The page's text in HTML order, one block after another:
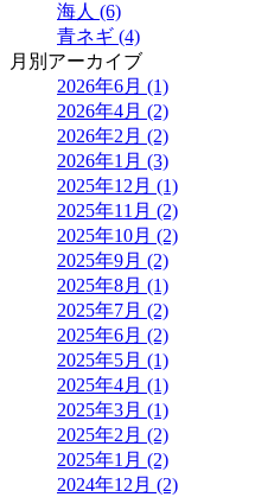
海人 (6)
青ネギ (4)
月別アーカイブ
2026年6月 (1)
2026年4月 (2)
2026年2月 (2)
2026年1月 (3)
2025年12月 (1)
2025年11月 (2)
2025年10月 (2)
2025年9月 (2)
2025年8月 (1)
2025年7月 (2)
2025年6月 (2)
2025年5月 (1)
2025年4月 (1)
2025年3月 (1)
2025年2月 (2)
2025年1月 (2)
2024年12月 (2)